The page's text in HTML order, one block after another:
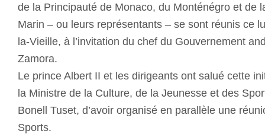
de la Principauté de Monaco, du Monténégro et de
Marin – ou leurs représentants – se sont réunis ce
la-Vieille, à l’invitation du chef du Gouvernement
Zamora.
Le prince Albert II et les dirigeants ont salué cette
la Ministre de la Culture, de la Jeunesse et des
Bonell Tuset, d’avoir organisé en parallèle une
Sports.